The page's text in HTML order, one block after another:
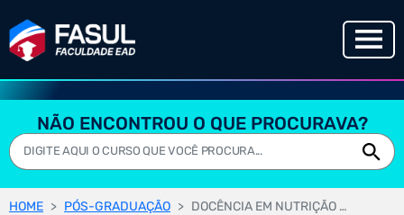
NÃO ENCONTROU O QUE PROCURAVA?
HOME PÓS-GRADUAÇÃO DOCÊNCIA EM NUTRIÇÃO E PRÁTICAS PEDAGÓGICAS